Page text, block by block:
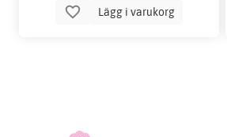
Lägg i varukorg